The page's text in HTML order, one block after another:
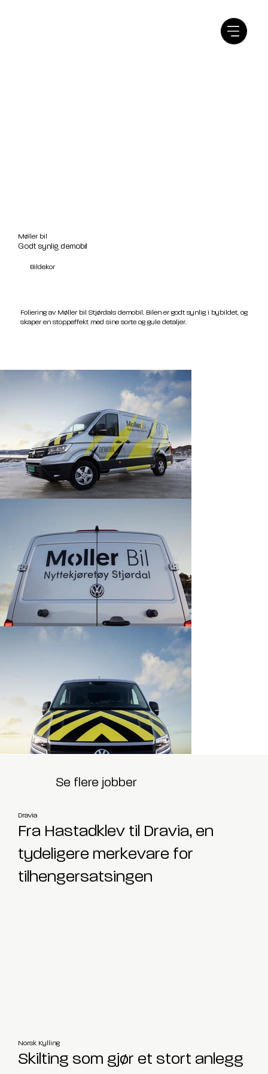
Møller bil
Godt synlig demobil
Bildekor
Foliering av Møller bil Stjørdals demobil. Bilen er godt synlig i bybildet, og
skaper en stoppeffekt med sine sorte og gule detaljer.
Se flere jobber
Dravia
Fra Hastadklev til Dravia, en
tydeligere merkevare for
tilhengersatsingen
Norsk Kylling
Skilting som gjør et stort anlegg